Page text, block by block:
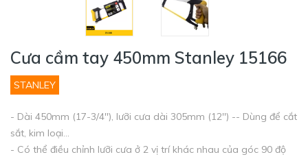
Cưa cầm tay 450mm Stanley 15166
STANLEY
- Dài 450mm (17-3/4''), lưỡi cưa dài 305mm (12'') -- Dùng để cắt
sắt, kim loại...
- Có thể điều chỉnh lưỡi cưa ở 2 vị trí khác nhau của góc 90 độ